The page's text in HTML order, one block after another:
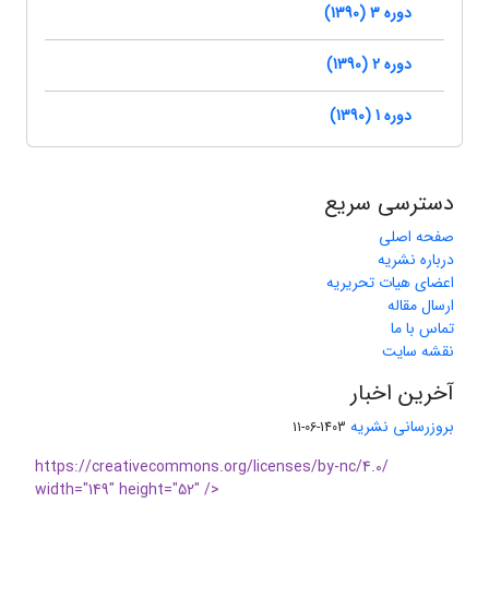
دوره 3 (1390)
دوره 2 (1390)
دوره 1 (1390)
دسترسی سریع
صفحه اصلی
درباره نشریه
اعضای هیات تحریریه
ارسال مقاله
تماس با ما
نقشه سایت
آخرین اخبار
بروزرسانی نشریه 1403-06-11
https://creativecommons.org/licenses/by-nc/4.0/
width="149" height="52" />